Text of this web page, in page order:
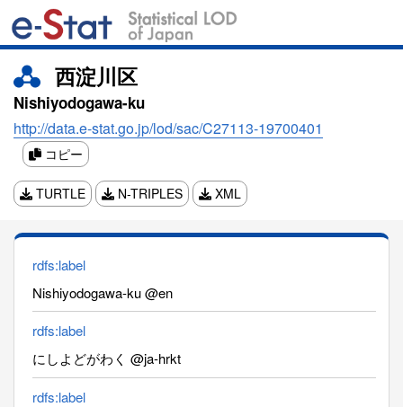
西淀川区
Nishiyodogawa-ku
http://data.e-stat.go.jp/lod/sac/C27113-19700401
コピー
TURTLE N-TRIPLES XML
rdfs:label
Nishiyodogawa-ku @en
rdfs:label
にしよどがわく @ja-hrkt
rdfs:label